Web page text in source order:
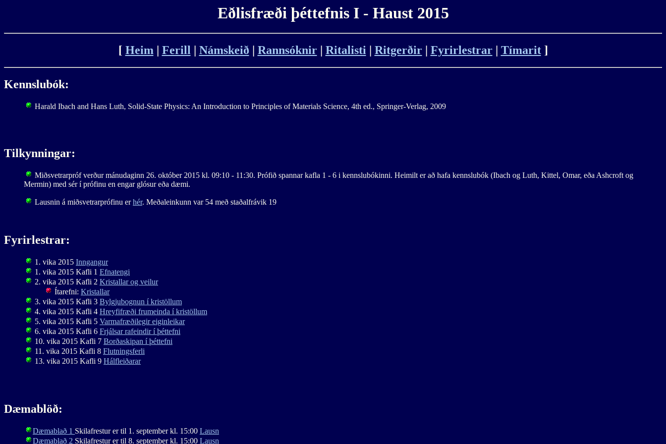
Eðlisfræði þéttefnis I - Haust 2015
[ Heim| Ferill| Námskeið Rannsóknir| Ritalisti| Ritgerðir| Fyrirlestrar| Tímarit]
Kennslubók:
Harald Ibach and Hans Luth, Solid-State Physics: An Introduction to Principles of Materials Science, 4th ed., Springer-Verlag, 2009
Tilkynningar:
Miðsvetrarpróf verður mánudaginn 26. október 2015 kl. 09:10 - 11:30. Prófið spannar kafla 1 - 6 i kennslubókinni. Heimilt er að hafa kennslubók (Ibach og Luth, Kittel, Omar, eða Ashcroft og
Mermin) med sér í prófinu en engar glósur eða dæmi.
Lausnin á miðsvetrarprófinu erhér. Meðaleinkunn var 54 með staðalfrávik 19
Fyrirlestrar:
1. vika 2015 Inngangur
1. vika 2015 Kafli 1 Efnatengi
2. vika 2015 Kafli 2 Kristallar og veilur
Ítarefni: Kristallar
3. vika 2015 Kafli 3 Bylgjubognun í kristöllum
4. vika 2015 Kafli 4 Hreyfifræði frumeinda í kristöllum
5. vika 2015 Kafli 5 Varmafræðilegir eiginleikar
6. vika 2015 Kafli 6 Frjálsar rafeindir í þéttefni
10. vika 2015 Kafli 7 Borðaskipan í þéttefni
11. vika 2015 Kafli 8 Flutningsferli
13. vika 2015 Kafli 9 Hálfleiðarar
Dæmablöð:
Dæmablað 1 Skilafrestur er til 1. september kl. 15:00 Lausn
Dæmablað 2 Skilafrestur er til 8. september kl. 15:00 Lausn